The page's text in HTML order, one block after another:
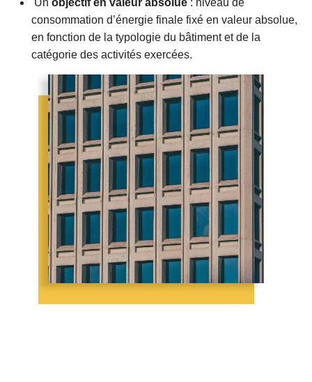
Un objectif en valeur absolue : niveau de
consommation d’énergie finale fixé en valeur absolue,
en fonction de la typologie du bâtiment et de la
catégorie des activités exercées.